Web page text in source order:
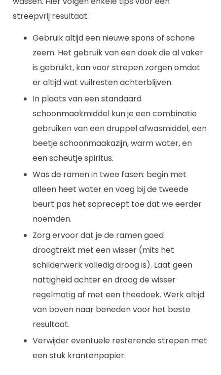
streepvrij resultaat:
Gebruik altijd een nieuwe spons of schone
zeem. Het gebruik van een doek die al vaker
is gebruikt, kan voor strepen zorgen omdat
er altijd wat vuilresten achterblijven.
In plaats van een standaard
schoonmaakmiddel kun je een combinatie
gebruiken van een druppel afwasmiddel, een
beetje schoonmaakazijn, warm water, en
een scheutje spiritus.
Was de ramen in twee fasen: begin met
alleen heet water en voeg bij de tweede
beurt pas het soprecept toe dat we eerder
noemden.
Zorg ervoor dat je de ramen goed
droogtrekt met een wisser (mits het
schilderwerk volledig droog is). Laat geen
nattigheid achter en droog de wisser
regelmatig af met een theedoek. Werk altijd
van boven naar beneden voor het beste
resultaat.
Verwijder eventuele resterende strepen met
een stuk krantenpapier.